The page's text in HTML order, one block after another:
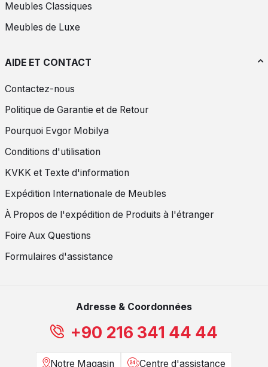
Meubles Classiques
Meubles de Luxe
AIDE ET CONTACT
Contactez-nous
Politique de Garantie et de Retour
Pourquoi Evgor Mobilya
Conditions d'utilisation
KVKK et Texte d'information
Expédition Internationale de Meubles
À Propos de l'expédition de Produits à l'étranger
Foire Aux Questions
Formulaires d'assistance
Adresse & Coordonnées
+90 216 341 44 44
Notre Magasin Centre d'assistance